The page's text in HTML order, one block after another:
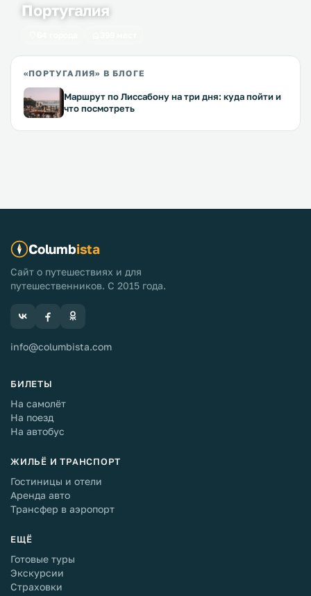
Португалия
«ПОРТУГАЛИЯ» В БЛОГЕ
Маршрут по Лиссабону на три дня: куда пойти и
что посмотреть
Columbista
Сайт о путешествиях и для
путешественников. С 2015 года.
info@columbista.com
БИЛЕТЫ
На самолёт
На поезд
На автобус
ЖИЛЬЁ И ТРАНСПОРТ
Гостиницы и отели
Аренда авто
Трансфер в аэропорт
ЕЩЁ
Готовые туры
Экскурсии
Страховки